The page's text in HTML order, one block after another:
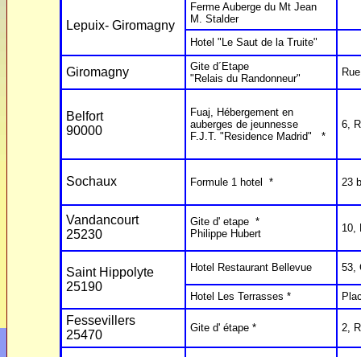
Lepuix- Giromagny
Ferme Auberge du Mt Jean
M. Stalder
Hotel "Le Saut de la Truite"
Giromagny
Gite d´Etape
"Relais du Randonneur"
Belfort
90000
Fuaj, Hébergement en
auberges de jeunnesse
F.J.T. "Residence Madrid" *
6,
Sochaux Formule 1 hotel * 23
Vandancourt
25230
Gite d' etape *
Philippe Hubert
10,
Saint Hippolyte
25190
Hotel Restaurant Bellevue 53,
Hotel Les Terrasses *
Fessevillers
25470
Gite d' étape * 2,